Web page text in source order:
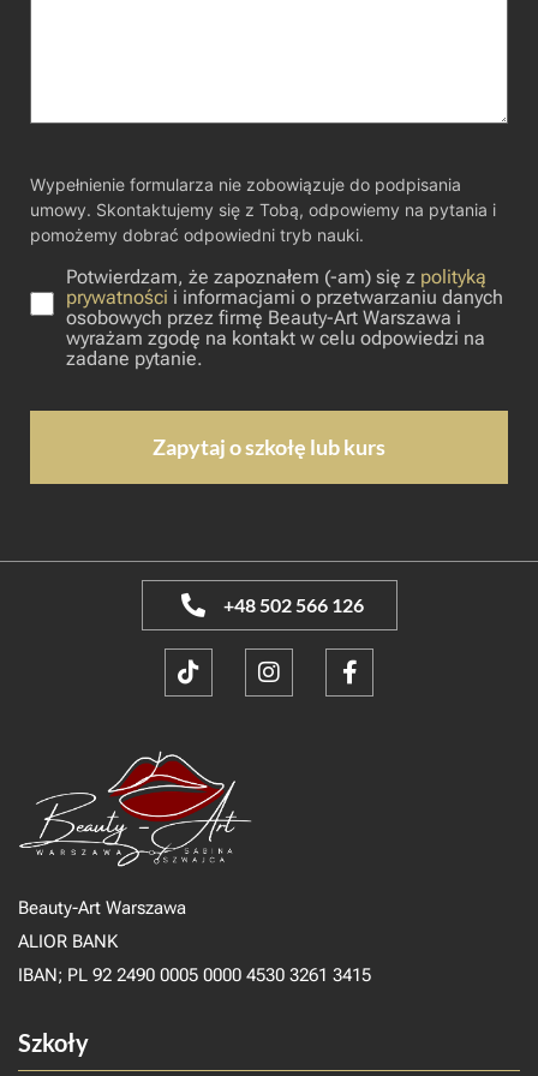
Wypełnienie formularza nie zobowiązuje do podpisania
umowy. Skontaktujemy się z Tobą, odpowiemy na pytania i
pomożemy dobrać odpowiedni tryb nauki.
Potwierdzam, że zapoznałem (-am) się z polityką
prywatności i informacjami o przetwarzaniu danych
osobowych przez firmę Beauty-Art Warszawa i
wyrażam zgodę na kontakt w celu odpowiedzi na
zadane pytanie.
+48 502 566 126
Beauty-Art Warszawa
ALIOR BANK
IBAN; PL 92 2490 0005 0000 4530 3261 3415
Szkoły